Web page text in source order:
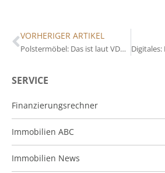
SERVICE
Finanzierungsrechner
Immobilien ABC
Immobilien News
VORHERIGER ARTIKEL
Polstermöbel: Das ist laut VDM zurzeit in